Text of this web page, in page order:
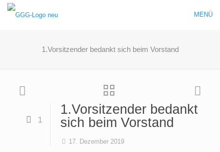
MENÜ
1.Vorsitzender bedankt sich beim Vorstand
1
1.Vorsitzender bedankt
sich beim Vorstand
17. Dezember 2019